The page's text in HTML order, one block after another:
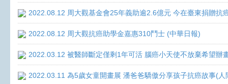
2022.08.12 周大觀基金會25年義助逾2.6億元 今在臺東捐贈抗
2022.08.12 周大觀抗癌助學金嘉惠310鬥士 (中華日報)
2022.03.12 被醫師斷定僅剩1年可活 腦癌小天使不放棄希望辦
2022.03.11 為5歲女童開畫展 潘爸爸驕傲分享孩子抗癌故事(人